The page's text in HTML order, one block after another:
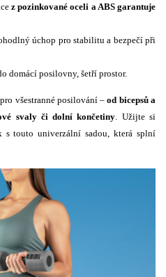
z pozinkované oceli a ABS garantuje
úchop pro stabilitu a bezpečí při
domácí posilovny, šetří prostor.
všestranné posilování –od bicepsů a
svaly či dolní končetiny . Užijte si
touto univerzální sadou, která splní